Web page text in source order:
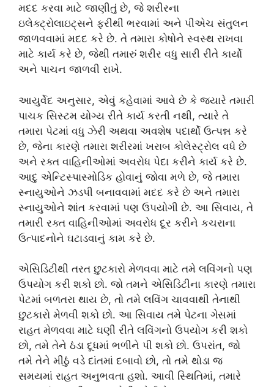
મદદ કરવા માટે જાણીતું છે, જે શરીરના
ઇલેક્ટ્રોલાઇટ્સને ફરીથી ભરવામાં અને પીએચ સંતુલન
જાળવવામાં મદદ કરે છે. તે તમારા કોષોને સ્વસ્થ રાખવા
માટે કાર્ય કરે છે, જેથી તમારું શરીર વધુ સારી રીતે કાર્યો
અને પાચન જાળવી રાખે.
આયુર્વેદ અનુસાર, એવું કહેવામાં આવે છે કે જ્યારે તમારી
પાચક સિસ્ટમ યોગ્ય રીતે કાર્ય કરતી નથી, ત્યારે તે
તમારા પેટમાં વધુ ઝેરી અથવા અવશેષ પદાર્થો ઉત્પન્ન કરે
છે, જેના કારણે તમારા શરીરમાં ખરાબ કોલેસ્ટ્રોલ વધે છે
અને રક્ત વાહિનીઓમાં અવરોધ પેદા કરીને કાર્ય કરે છે.
આદુ એન્ટિસ્પાસ્મોડિક હોવાનું જોવા મળે છે, જે તમારા
સ્નાયુઓને ઝડપી બનાવવામાં મદદ કરે છે અને તમારા
સ્નાયુઓને શાંત કરવામાં પણ ઉપયોગી છે. આ સિવાય, તે
તમારી રક્ત વાહિનીઓમાં અવરોધ દૂર કરીને કચરાના
ઉત્પાદનોને ઘટાડવાનું કામ કરે છે.
એસિડિટીથી તરત છુટકારો મેળવવા માટે તમે લવિંગનો પણ
ઉપયોગ કરી શકો છો. જો તમને એસિડિટીના કારણે તમારા
પેટમાં બળતરા થાય છે, તો તમે લવિંગ ચાવવાથી તેનાથી
છુટકારો મેળવી શકો છો. આ સિવાય તમે પેટના ગેસમાં
રાહત મેળવવા માટે ઘણી રીતે લવિંગનો ઉપયોગ કરી શકો
છો, તમે તેને ઠંડા દૂધમાં ભળીને પી શકો છો. ઉપરાંત, જો
તમે તેને મીઠું વડે દાંતમાં દબાવો છો, તો તમે થોડા જ
સમયમાં રાહત અનુભવતા હશો. આવી સ્થિતિમાં, તમારે